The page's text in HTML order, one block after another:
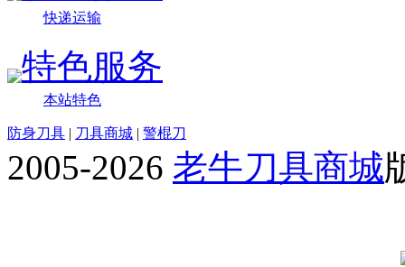
快递运输
特色服务
本站特色
防身刀具 | 刀具商城 | 警棍刀
2005-2026 老牛刀具商城